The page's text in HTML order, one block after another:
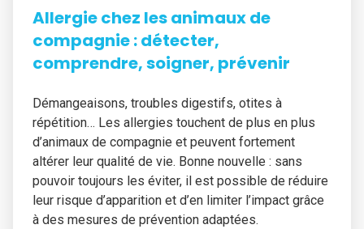
Allergie chez les animaux de
compagnie : détecter,
comprendre, soigner, prévenir
Démangeaisons, troubles digestifs, otites à
répétition… Les allergies touchent de plus en plus
d’animaux de compagnie et peuvent fortement
altérer leur qualité de vie. Bonne nouvelle : sans
pouvoir toujours les éviter, il est possible de réduire
leur risque d’apparition et d’en limiter l’impact grâce
à des mesures de prévention adaptées.